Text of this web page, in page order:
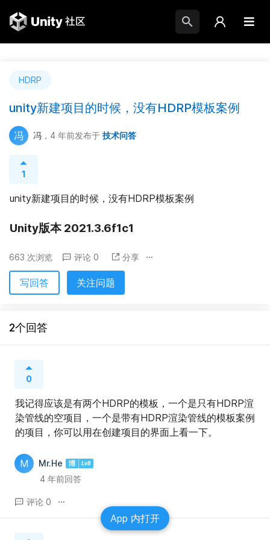
HDRP
unity新建项目的时候，没有HDRP模板案例
冯 冯 ，4 年前发布于 技术问答
1
unity新建项目的时候，没有HDRP模板案例
Unity版本 2021.3.6f1c1
663 次浏览 评论 0 分享
写回答 关注问题
2个回答
0
我记得应该是有两个HDRP的模板，一个是只有HDRP渲
染管线的空项目，一个是带有HDRP渲染管线的模板案例
的项目，你可以用在创建项目的界面上看一下。
M
Mr.He
4 年前回答
评论 0
App 内打开